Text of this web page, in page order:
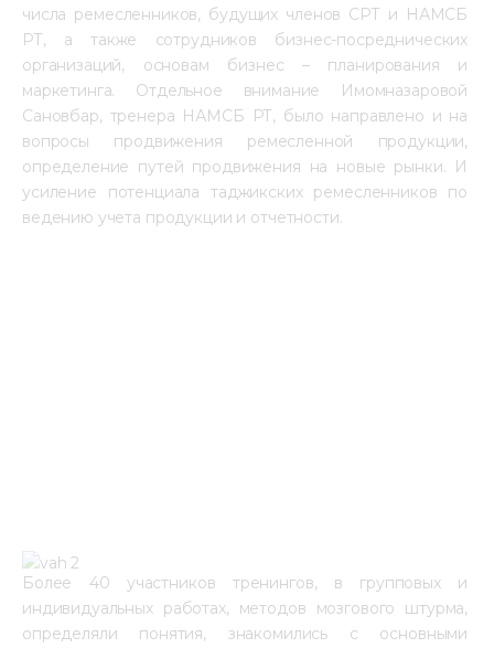
числа ремесленников, будущих членов СРТ и НАМСБ
РТ, а также сотрудников бизнес-посреднических
организаций, основам бизнес – планирования и
маркетинга. Отдельное внимание Имомназаровой
Сановбар, тренера НАМСБ РТ, было направлено и на
вопросы продвижения ремесленной продукции,
определение путей продвижения на новые рынки. И
усиление потенциала таджикских ремесленников по
ведению учета продукции и отчетности.
Более 40 участников тренингов, в групповых и
индивидуальных работах, методов мозгового штурма,
определяли понятия, знакомились с основными